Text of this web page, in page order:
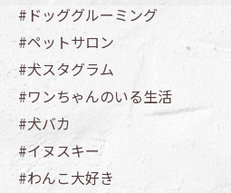
#ドッググルーミング
#ペットサロン
#犬スタグラム
#ワンちゃんのいる生活
#犬バカ
#イヌスキー
#わんこ大好き